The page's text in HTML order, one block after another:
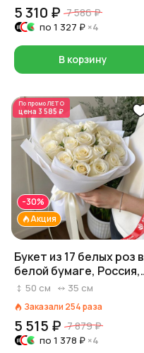
5 310 ₽ 7 586 ₽
по 1 327 ₽ ×4
В корзину
По промоЛЕТО
цена 3 585 ₽
Акция
-30%
Букет из 17 белых роз в
белой бумаге, Россия,
50 см
50 см 35 см
Заказали 254раза
5 515 ₽ 7 879 ₽
по 1 378 ₽ ×4